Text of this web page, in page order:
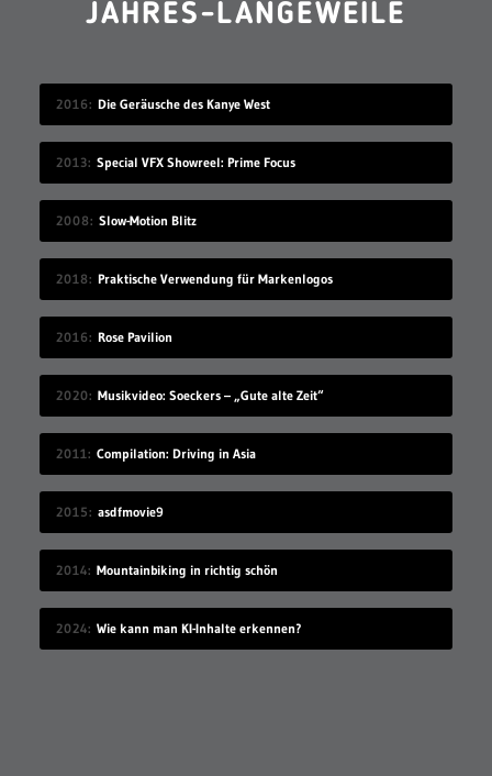
JAHRES-LANGEWEILE
2016 Die Geräusche des Kanye West
2013 Special VFX Showreel: Prime Focus
2008 Slow-Motion Blitz
2018 Praktische Verwendung für Markenlogos
2016 Rose Pavilion
2020 Musikvideo: Soeckers – „Gute alte Zeit“
2011 Compilation: Driving in Asia
2015 asdfmovie9
2014 Mountainbiking in richtig schön
2024 Wie kann man KI-Inhalte erkennen?